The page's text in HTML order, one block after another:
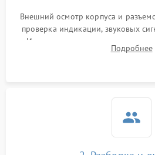
Внешний осмотр корпуса и
проверка индикации, звуковых
Измерение входного и
реакции ИБП на отключение
Подробнее